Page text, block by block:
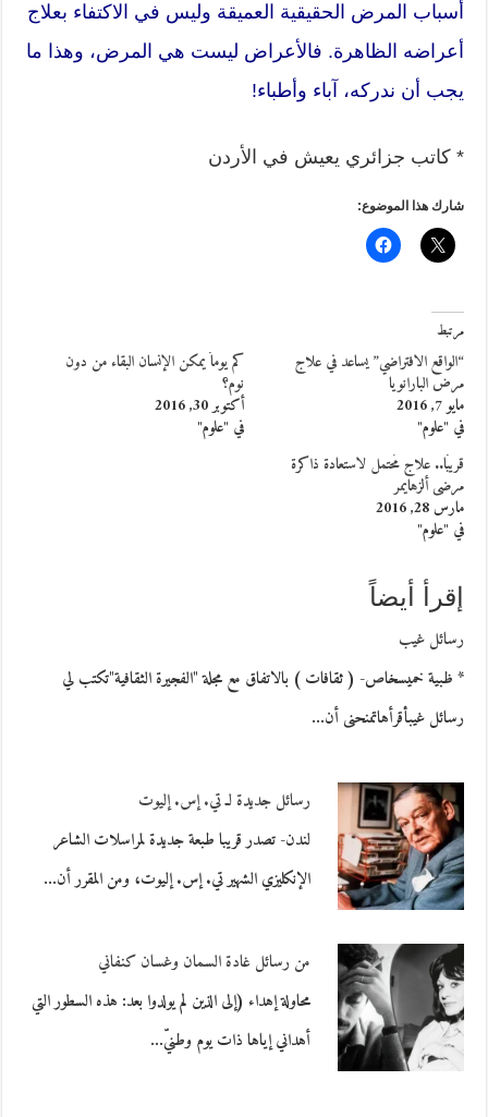
أسباب المرض الحقيقية العميقة وليس في الاكتفاء بعلاج
أعراضه الظاهرة. فالأعراض ليست هي المرض، وهذا ما
يجب أن ندركه، آباء وأطباء!
* كاتب جزائري يعيش في الأردن
شارك هذا الموضوع:
مرتبط
“الواقع الافتراضي” يساعد في علاج
مرض البارانويا
مايو 7, 2016
في "علوم"
كم يوماً يمكن الإنسان البقاء من دون
نوم؟
أكتوبر 30, 2016
في "علوم"
قريبًا.. علاج مُحتمل لاستعادة ذاكرة
مرضى ألزهايمر
مارس 28, 2016
في "علوم"
إقرأ أيضاً
رسائل غيب
* ظبية خميسخاص- ( ثقافات ) بالاتفاق مع مجلة "الفجيرة الثقافية"تكتب لي
رسائل غيبأقرأهاتمنحنى أن…
رسائل جديدة لـ تي. إس. إليوت
لندن- تصدر قريبا طبعة جديدة لمراسلات الشاعر
الإنكليزي الشهير تي. إس. إليوت، ومن المقرر أن…
من رسائل غادة السمان وغسان كنفاني
محاولة إهداء (إلى الذين لم يولدوا بعد: هذه السطور التي
أهداني إياها ذات يوم وطنيّ…